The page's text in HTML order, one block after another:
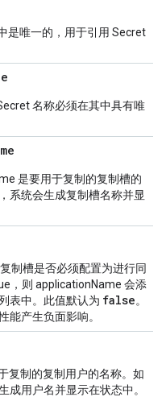
是唯一的，用于引用 Secret
名称必须在其中具有唯
是要用于复制的复制槽的
系统会生成复制槽名称并显
制槽是否必须配置为进行同
，则 applicationName 会添
表中。此值默认为 false。
能产生负面影响。
复制的复制用户的名称。如
成用户名并显示在状态中。